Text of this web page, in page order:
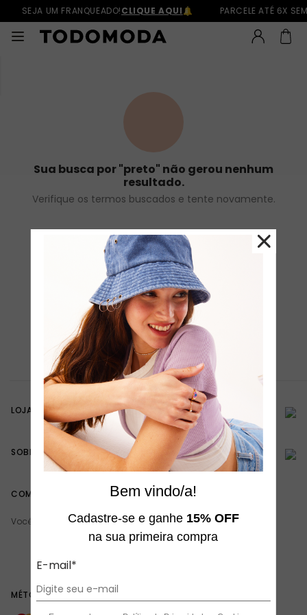
SEJA UM FRANQUEADO!CLIQUE AQUI PARCELE ATÉ 6X
Sua busca por"preto" não gerou nenhum
resultado.
Verifique os termos buscados e tente novamente.
Voltar
LOJA ONLINE
SOBRE A TODOMODA
COMPRA SEGURA
Você está navegando em um site seguro
MÉTODOS DE PAGAMENTO
Bem vindo/a!
Cadastre-se e ganhe 15% OFF
na sua primeira compra
E-mail*